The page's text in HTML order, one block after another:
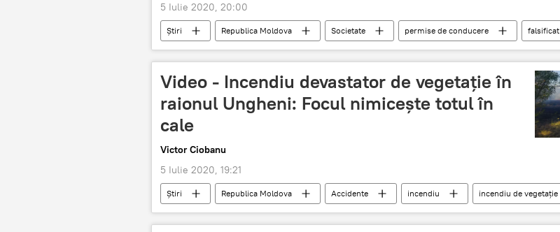
5 Iulie 2020, 20:00
Știri Republica Moldova Societate permise de conducere falsificat
Video - Incendiu devastator de vegetație în
raionul Ungheni: Focul nimicește totul în
cale
Victor Ciobanu
5 Iulie 2020, 19:21
Știri Republica Moldova Accidente incendiu
incendiu de vegetație
Ungheni
video Foto